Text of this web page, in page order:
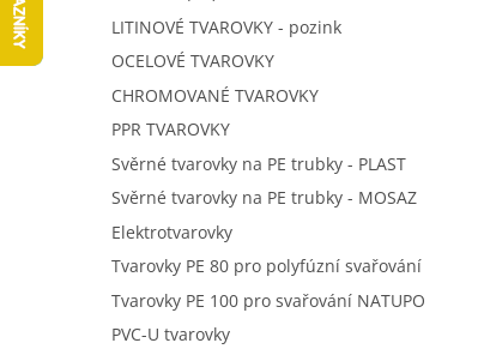
LITINOVÉ TVAROVKY - pozink
OCELOVÉ TVAROVKY
CHROMOVANÉ TVAROVKY
PPR TVAROVKY
Svěrné tvarovky na PE trubky - PLAST
Svěrné tvarovky na PE trubky - MOSAZ
Elektrotvarovky
Tvarovky PE 80 pro polyfúzní svařování
Tvarovky PE 100 pro svařování NATUPO
PVC-U tvarovky